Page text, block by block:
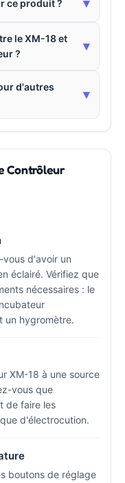
ce produit ? ▾
le XM-18 et
?
▾
d'autres
▾
Contrôleur
vous d'avoir un
éclairé. Vérifiez que
nécessaires : le
un hygromètre.
XM-18 à une source
vous que
de faire les
d'électrocution.
boutons de réglage